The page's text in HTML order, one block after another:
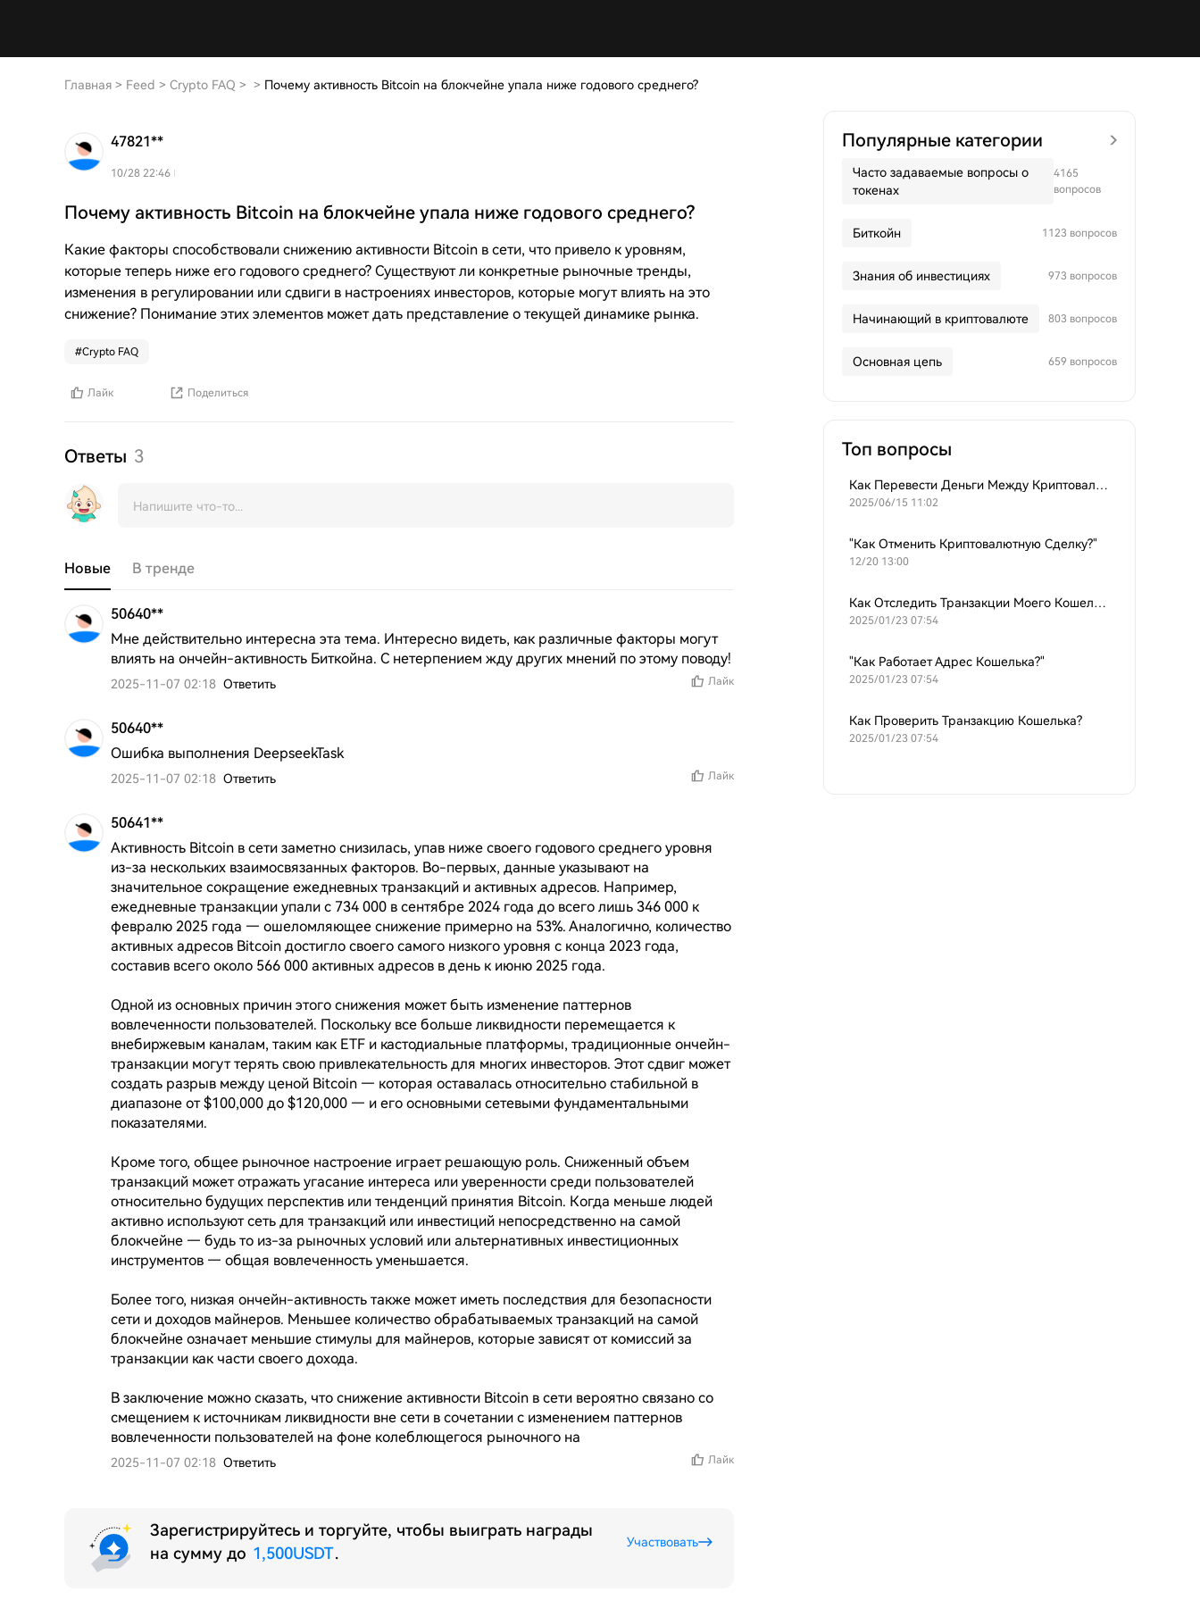
Главная > Feed > Crypto FAQ > > Почему активность Bitcoin на блокчейне упала ниже годового среднего?
47821**
10/28 22:46
Почему активность Bitcoin на блокчейне упала ниже годового среднего?
Какие факторы способствовали снижению активности Bitcoin в сети, что привело к уровням,
которые теперь ниже его годового среднего? Существуют ли конкретные рыночные тренды,
изменения в регулировании или сдвиги в настроениях инвесторов, которые могут влиять на это
снижение? Понимание этих элементов может дать представление о текущей динамике рынка.
#Crypto FAQ
Лайк Поделиться
Ответы 3
Новые В тренде
50640**
Мне действительно интересна эта тема. Интересно видеть, как различные факторы могут
влиять на ончейн-активность Биткойна. С нетерпением жду других мнений по этому поводу!
2025-11-07 02:18 Ответить Лайк
50640**
Ошибка выполнения DeepseekTask
2025-11-07 02:18 Ответить Лайк
50641**
Активность Bitcoin в сети заметно снизилась, упав ниже своего годового среднего уровня
из-за нескольких взаимосвязанных факторов. Во-первых, данные указывают на
значительное сокращение ежедневных транзакций и активных адресов. Например,
ежедневные транзакции упали с 734 000 в сентябре 2024 года до всего лишь 346 000 к
февралю 2025 года — ошеломляющее снижение примерно на 53%. Аналогично, количество
активных адресов Bitcoin достигло своего самого низкого уровня с конца 2023 года,
составив всего около 566 000 активных адресов в день к июню 2025 года.
Одной из основных причин этого снижения может быть изменение паттернов
вовлеченности пользователей. Поскольку все больше ликвидности перемещается к
внебиржевым каналам, таким как ETF и кастодиальные платформы, традиционные ончейн-
транзакции могут терять свою привлекательность для многих инвесторов. Этот сдвиг может
создать разрыв между ценой Bitcoin — которая оставалась относительно стабильной в
диапазоне от $100,000 до $120,000 — и его основными сетевыми фундаментальными
показателями.
Кроме того, общее рыночное настроение играет решающую роль. Сниженный объем
транзакций может отражать угасание интереса или уверенности среди пользователей
относительно будущих перспектив или тенденций принятия Bitcoin. Когда меньше людей
активно используют сеть для транзакций или инвестиций непосредственно на самой
блокчейне — будь то из-за рыночных условий или альтернативных инвестиционных
инструментов — общая вовлеченность уменьшается.
Более того, низкая ончейн-активность также может иметь последствия для безопасности
сети и доходов майнеров. Меньшее количество обрабатываемых транзакций на самой
блокчейне означает меньшие стимулы для майнеров, которые зависят от комиссий за
транзакции как части своего дохода.
В заключение можно сказать, что снижение активности Bitcoin в сети вероятно связано со
смещением к источникам ликвидности вне сети в сочетании с изменением паттернов
вовлеченности пользователей на фоне колеблющегося рыночного на
2025-11-07 02:18 Ответить Лайк
Зарегистрируйтесь и торгуйте, чтобы выиграть награды
на сумму до 1,500USDT.
Участвовать
Популярные категории
Часто задаваемые вопросы о
токенах
4165
вопросов
Биткойн 1123 вопросов
Знания об инвестициях 973 вопросов
Начинающий в криптовалюте 803 вопросов
Основная цепь 659 вопросов
Топ вопросы
Как Перевести Деньги Между Криптовалютными Кошельками?
2025/06/15 11:02
"Как Отменить Криптовалютную Сделку?"
12/20 13:00
Как Отследить Транзакции Моего Кошелька?
2025/01/23 07:54
"Как Работает Адрес Кошелька?"
2025/01/23 07:54
Как Проверить Транзакцию Кошелька?
2025/01/23 07:54